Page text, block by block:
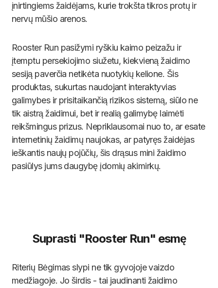
įnirtingiems žaidėjams, kurie trokšta tikros protų ir
nervų mūšio arenos.
Rooster Run pasižymi ryškiu kaimo peizažu ir
įtemptu persekiojimo siužetu, kiekvieną žaidimo
sesiją paverčia netikėta nuotykių kelione. Šis
produktas, sukurtas naudojant interaktyvias
galimybes ir prisitaikančią rizikos sistemą, siūlo ne
tik aistrą žaidimui, bet ir realią galimybę laimėti
reikšmingus prizus. Nepriklausomai nuo to, ar esate
internetinių žaidimų naujokas, ar patyręs žaidėjas
ieškantis naujų pojūčių, šis drąsus mini žaidimo
pasiūlys jums daugybę įdomių akimirkų.
Suprasti "Rooster Run" esmę
Riterių Bėgimas slypi ne tik gyvojoje vaizdo
medžiagoje. Jo širdis - tai jaudinanti žaidimo